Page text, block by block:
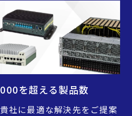
を超える製品数
社に最適な解決先をご提案